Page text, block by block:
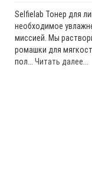
Selfielab Тонер для
необходимое
миссией. Мы
ромашки для
пол... Читать далее...